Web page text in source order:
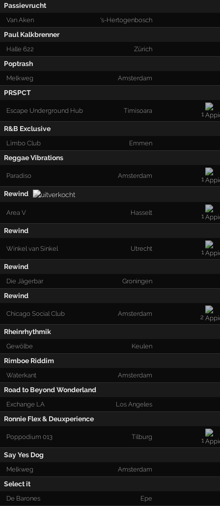
Passievrucht
Van Aken 's-Hertogenbosch
Paul Kalkbrenner
Halle 622 Zürich
Poptrash
Melkweg Amsterdam
PRSPCT
Escape Underground Hub Timisoara 1
R&B Exclusive
Lïmbo Club Emmen
Reggae Vibrations
Paradiso Amsterdam 1
Rewind
Area V Hasselt 1
Rewind
Winkel van Sinkel Utrecht 1
Rewind
Die Jägerbar Groningen
Rewind
Chicago Social Club Amsterdam 2
Rheinrhythmik
Gewölbe Keulen
Rimboe Riddim
Waterkant Amsterdam
Road to Beyond Wonderland
Exchange LA Los Angeles
Ronnie Flex & Deuxperience
Poppodium 013 Tilburg 1
Say Yes Dog
Melkweg Amsterdam
Select it
De Barones Epe